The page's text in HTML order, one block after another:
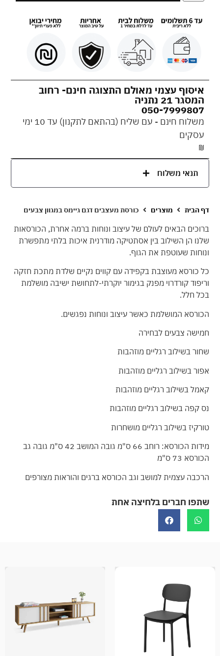
איסוף עצמי מאולם התצוגה חינם- רחוב
המסגר 21 נתניה
050-7999807
משלוח חינם - עם שליח (בהתאם לתקנון) עד 10 ימי
עסקים
₪
תנאי משלוח
דף הבית מוצרים כורסת מעצבים דגם גיימס במגוון צבעים
ברוכים הבאים לעולם של עיצוב ונוחות ברמה אחרת, הכורסאות
שלנו הן השילוב בין אסתטיקה מודרנית איכות בלתי מתפשרת
ונוחות שעוטפת את הגוף.
כל כורסא מעוצבת בקפידה עם קווים נקיים שלדת מתכת חזקה
וריפוד קורדרוי מפנק בגימור יוקרתי-לתחושת ישיבה מושלמת
בכל חלל.
הכורסא המושלמת כאשר עיצוב ונוחות נפגשים.
חמישה צבעים לבחירה
שחור בשילוב רגליים מוזהבות
אפור בשילוב רגליים מוזהבות
קאמל בשילוב רגליים מוזהבות
נס קפה בשילוב רגליים מוזהבות
טורקיז בשילוב רגליים מושחרות
מידות הכורסא: רוחב 66 ס"מ גובה המושב 42 ס"מ גובה גב
הכורסא 73 ס"מ
הרכבה עצמית למושב וגב הכורסא ברגים והוראות מצורפים
שתפו חברים בלחיצה אחת